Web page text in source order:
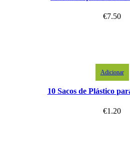
€7.50
Adicionar
10 Sacos de Plástico
€1.20